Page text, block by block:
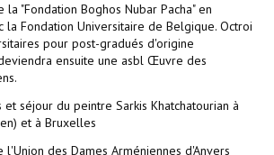
la "Fondation Boghos Nubar Pacha" en
la Fondation Universitaire de Belgique. Octroi
pour post-gradués d'origine
ensuite une asbl Œuvre des
et séjour du peintre Sarkis Khatchatourian à
et à Bruxelles
l'Union des Dames Arméniennes d'Anvers